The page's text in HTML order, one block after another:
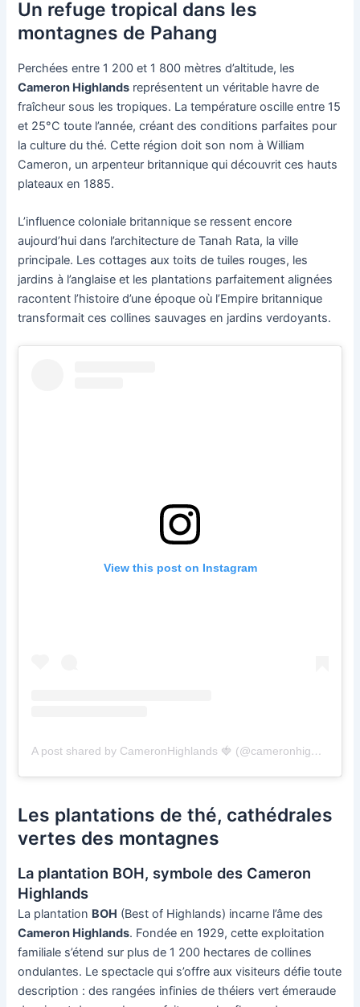
Un refuge tropical dans les
montagnes de Pahang
Perchées entre 1 200 et 1 800 mètres d’altitude, les
Cameron Highlands représentent un véritable havre de
fraîcheur sous les tropiques. La température oscille entre 15
et 25°C toute l’année, créant des conditions parfaites pour
la culture du thé. Cette région doit son nom à William
Cameron, un arpenteur britannique qui découvrit ces hauts
plateaux en 1885.
L’influence coloniale britannique se ressent encore
aujourd’hui dans l’architecture de Tanah Rata, la ville
principale. Les cottages aux toits de tuiles rouges, les
jardins à l’anglaise et les plantations parfaitement alignées
racontent l’histoire d’une époque où l’Empire britannique
transformait ces collines sauvages en jardins verdoyants.
View this post on Instagram
A post shared by CameronHighlands 🍓 (@cameronhighlands)
Les plantations de thé, cathédrales
vertes des montagnes
La plantation BOH, symbole des Cameron
Highlands
La plantation BOH (Best of Highlands) incarne l’âme des
Cameron Highlands. Fondée en 1929, cette exploitation
familiale s’étend sur plus de 1 200 hectares de collines
ondulantes. Le spectacle qui s’offre aux visiteurs défie toute
description : des rangées infinies de théiers vert émeraude